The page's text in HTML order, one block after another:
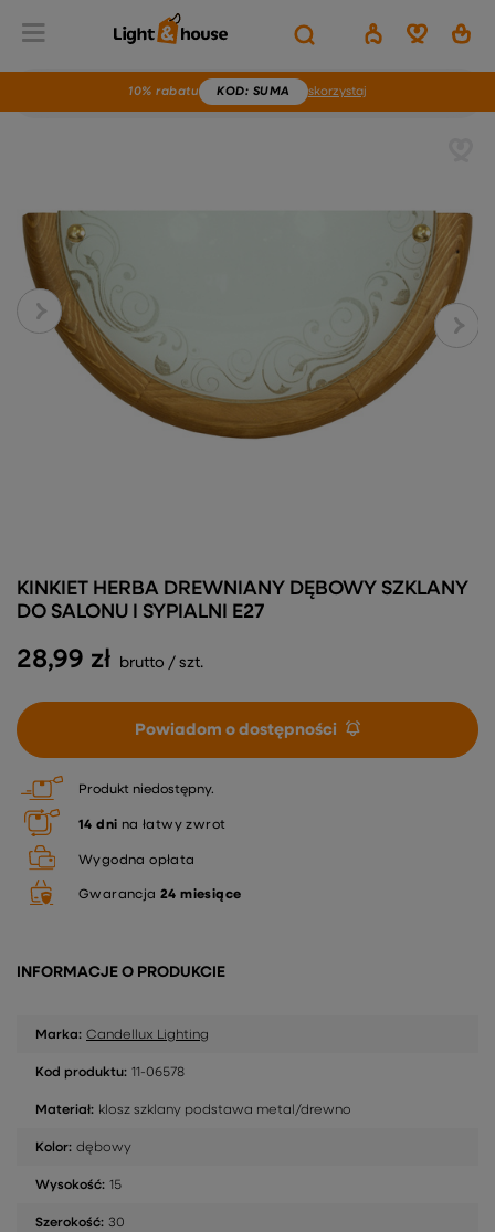
10% rabatu KOD: SUMA skorzystaj
28,99 zł brutto / szt.
Powiadom o dostępności
KINKIET HERBA DREWNIANY DĘBOWY SZKLANY
DO SALONU I SYPIALNI E27
Produkt niedostępny
14 dni na łatwy zwrot
Wygodna opłata
Gwarancja 24 miesiące
INFORMACJE O PRODUKCIE
Marka: Candellux Lighting
Kod produktu: 11-06578
Materiał: klosz szklany podstawa metal/drewno
Kolor: dębowy
Wysokość: 15
Szerokość: 30